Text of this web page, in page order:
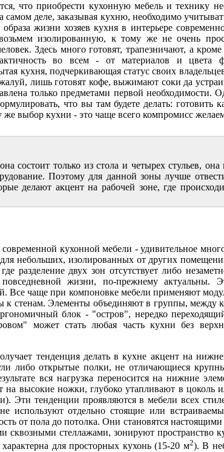
что приобрести кухонную мебель и технику
самом деле, заказывая кухню, необходимо
жизни хозяев кухня в интерьере
изолированную, к тому же не очень
Здесь много готовят, трапезничают, а
во всем - от материалов и
кухня, подчеркивающая статус своих
лишь готовят кофе, выжимают соки да
только предметами первой
что вы там будете делать:
же выбор кухни - это чаще всего компромисс
состоит только из стола и четырех стульев,
Поэтому для данной зоны лучше
делают акцент на рабочей зоне, где
современной кухонной мебели - удивительное
небольших, изолированных от других
разделение двух зон отсутствует либо
жизни, по-прежнему актуальны.
Все чаще при компоновке мебели применяют
к стенам. Элементы объединяют в группы, между
блок - "остров", нередко
может стать любая часть кухни без
тенденция делать в кухне акцент на
либо открытые полки, не отличающиеся
вся нагрузка переносится на нижние
на высокие ножки, глубоко утапливают в
Эти тенденции проявляются в мебели всех
используют отдельно стоящие или
от пола до потолка. Они становятся
сквозными стеллажами, зонируют пространство
для просторных кухонь (15-20 м2). В